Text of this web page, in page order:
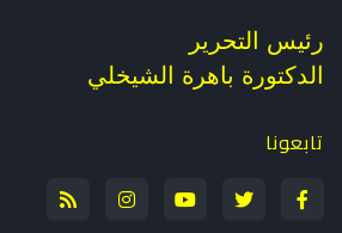
رئيس التحرير
الدكتورة باهرة الشيخلي
تابعونا